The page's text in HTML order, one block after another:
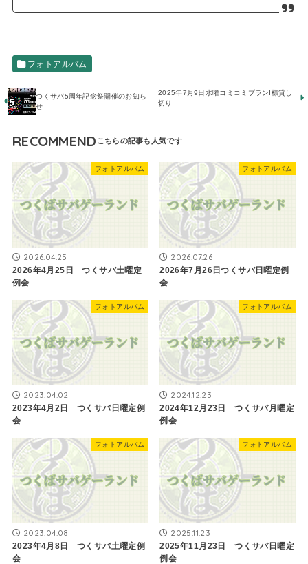
フォトアルバム
つくサバ5周年記念祭開催のお知ら
せ
2025年7月9日水曜コミコミプランI様貸し
切り
RECOMMEND
フォトアルバム
2026.04.25
2026年4月25日 つくサバ土曜定
例会
フォトアルバム
2026.07.26
2026年7月26日つくサバ日曜定例
会
フォトアルバム
2023.04.02
2023年4月2日 つくサバ日曜定例
会
フォトアルバム
2024.12.23
2024年12月23日 つくサバ月曜定
例会
フォトアルバム
2023.04.08
2023年4月8日 つくサバ土曜定例
会
フォトアルバム
2025.11.23
2025年11月23日 つくサバ日曜定
例会